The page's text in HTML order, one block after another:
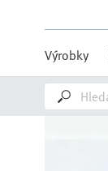
Výrobky